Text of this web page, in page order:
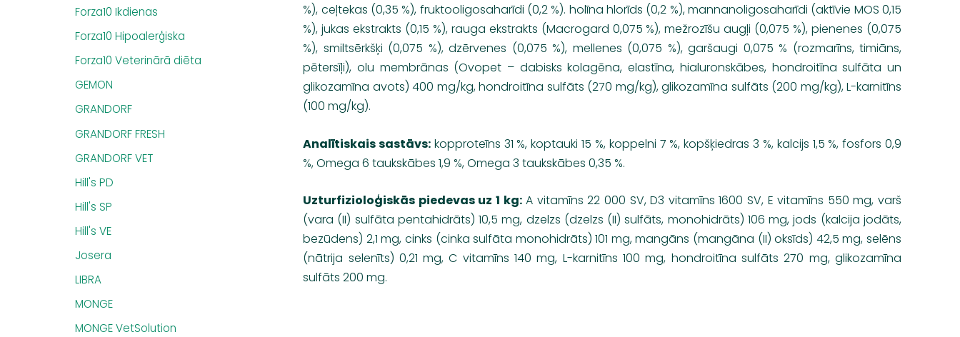
Forza10 Ikdienas
Forza10 Hipoalerģiska
Forza10 Veterinārā diēta
GEMON
GRANDORF
GRANDORF FRESH
GRANDORF VET
Hill's PD
Hill's SP
Hill's VE
Josera
LIBRA
MONGE
MONGE VetSolution
%), ceļtekas (0,35 %), fruktooligosaharīdi (0,2 %). holīna hlorīds (0,2 %), mannanoligosaharīdi (aktīvie MOS 0,15
%), jukas ekstrakts (0,15 %), rauga ekstrakts (Macrogard 0,075 %), mežrozīšu augļi (0,075 %), pienenes (0,075
%), smiltsērkšķi (0,075 %), dzērvenes (0,075 %), mellenes (0,075 %), garšaugi 0,075 % (rozmarīns, timiāns,
pētersīļi), olu membrānas (Ovopet – dabisks kolagēna, elastīna, hialuronskābes, hondroitīna sulfāta un
glikozamīna avots) 400 mg/kg, hondroitīna sulfāts (270 mg/kg), glikozamīna sulfāts (200 mg/kg), L-karnitīns
(100 mg/kg).
Analītiskais sastāvs: kopproteīns 31 %, koptauki 15 %, koppelni 7 %, kopšķiedras 3 %, kalcijs 1,5 %, fosfors 0,9
%, Omega 6 taukskābes 1,9 %, Omega 3 taukskābes 0,35 %.
Uzturfizioloģiskās piedevas uz 1 kg:A vitamīns 22 000 SV, D3 vitamīns 1600 SV, E vitamīns 550 mg, varš
(vara (II) sulfāta pentahidrāts) 10,5 mg, dzelzs (dzelzs (II) sulfāts, monohidrāts) 106 mg, jods (kalcija jodāts,
bezūdens) 2,1 mg, cinks (cinka sulfāta monohidrāts) 101 mg, mangāns (mangāna (II) oksīds) 42,5 mg, selēns
(nātrija selenīts) 0,21 mg, C vitamīns 140 mg, L-karnitīns 100 mg, hondroitīna sulfāts 270 mg, glikozamīna
sulfāts 200 mg.